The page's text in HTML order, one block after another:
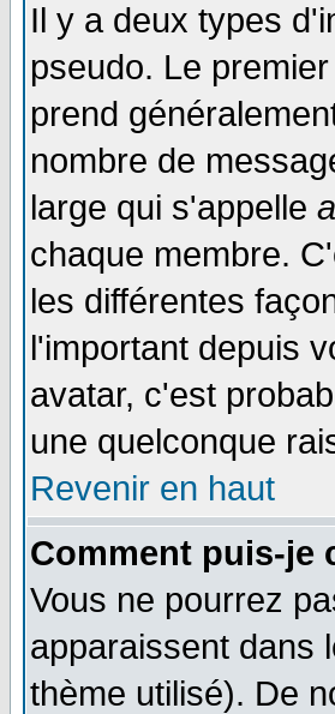
Il y a deux types
pseudo. Le
prend
nombre de
large qui s'appelle
chaque membre.
les différentes
l'important depuis
avatar, c'est
une quelconque
Revenir en haut
Comment puis-je
Vous ne pourrez
apparaissent dans
thème utilisé). De